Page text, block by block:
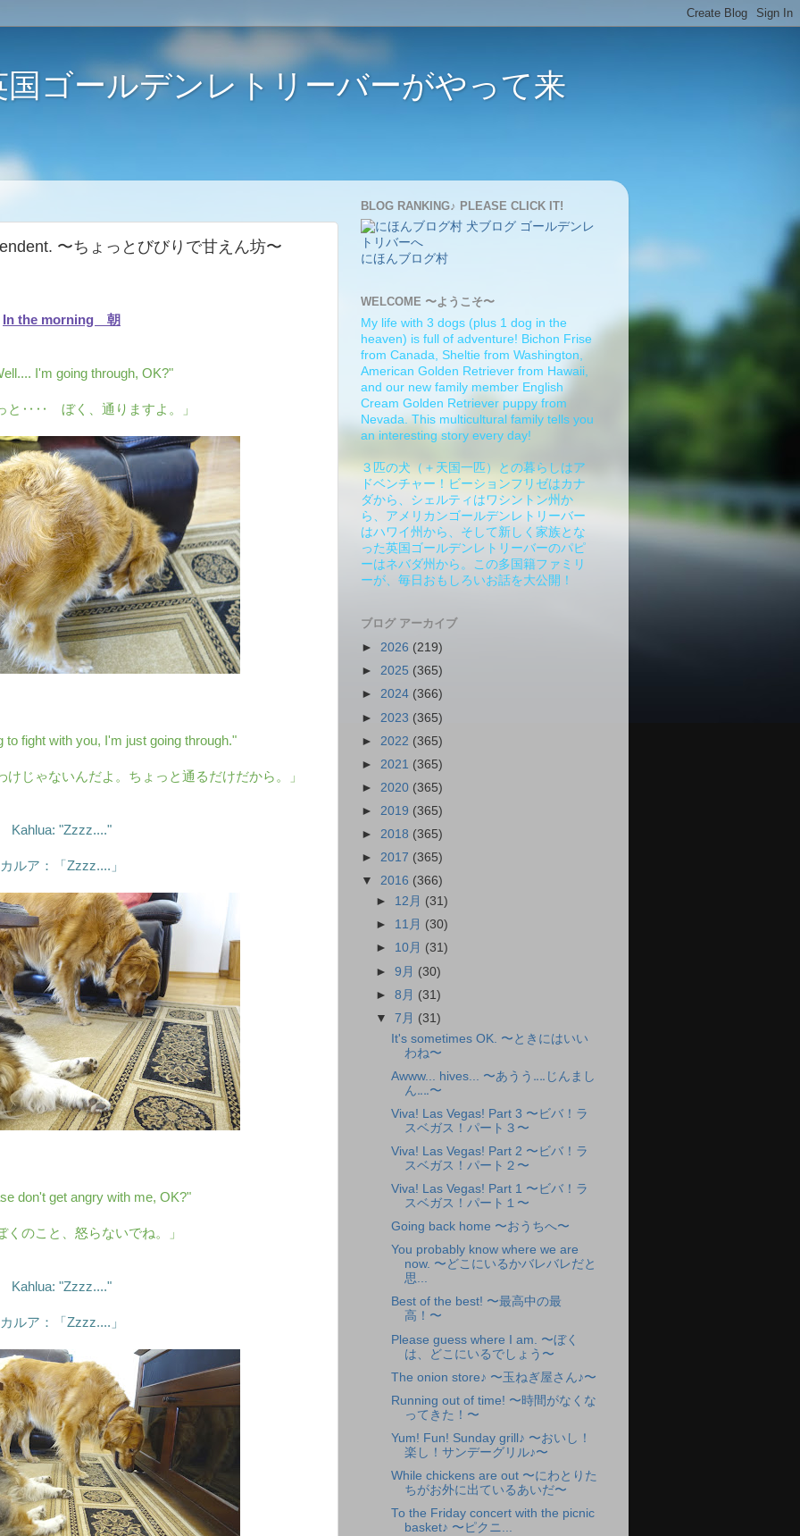
ゴールデンレトリーバーがやって来
〜ちょっとびびりで甘えん坊〜
In the morning 朝
I'm going through, OK?"
と‥‥ ぼく、通りますよ。」
to fight with you, I'm just going through."
じゃないんだよ。ちょっと通るだけだから。」
Kahlua: "Zzzz...."
カルア：「Zzzz....」
don't get angry with me, OK?"
くのこと、怒らないでね。」
Kahlua: "Zzzz...."
カルア：「Zzzz....」
BLOG RANKING♪ PLEASE CLICK IT!
にほんブログ村
WELCOME 〜ようこそ〜
My life with 3 dogs (plus 1 dog in the
heaven) is full of adventure! Bichon Frise
from Canada, Sheltie from Washington,
American Golden Retriever from Hawaii,
and our new family member English
Cream Golden Retriever puppy from
Nevada. This multicultural family tells you
an interesting story every day!
３匹の犬（＋天国一匹）との暮らしはア
ドベンチャー！ビーションフリゼはカナ
ダから、シェルティはワシントン州か
ら、アメリカンゴールデンレトリーバー
はハワイ州から、そして新しく家族とな
った英国ゴールデンレトリーバーのパピ
ーはネバダ州から。この多国籍ファミリ
ーが、毎日おもしろいお話を大公開！
ブログ アーカイブ
► 2026 (219)
► 2025 (365)
► 2024 (366)
► 2023 (365)
► 2022 (365)
► 2021 (365)
► 2020 (365)
► 2019 (365)
► 2018 (365)
► 2017 (365)
▼ 2016 (366)
► 12月 (31)
► 11月 (30)
► 10月 (31)
►9月 (30)
►8月 (31)
▼7月 (31)
It's sometimes OK. 〜ときにはいい
わね〜
Awww... hives... 〜あうう‥‥じんまし
ん‥‥〜
Viva! Las Vegas! Part 3 〜ビバ！ラ
スベガス！パート３〜
Viva! Las Vegas! Part 2 〜ビバ！ラ
スベガス！パート２〜
Viva! Las Vegas! Part 1 〜ビバ！ラ
スベガス！パート１〜
Going back home 〜おうちへ〜
You probably know where we are
now. 〜どこにいるかバレバレだと
思...
Best of the best! 〜最高中の最
高！〜
Please guess where I am. 〜ぼく
は、どこにいるでしょう〜
The onion store♪ 〜玉ねぎ屋さん♪〜
Running out of time! 〜時間がなくな
ってきた！〜
Yum! Fun! Sunday grill♪ 〜おいし！
楽し！サンデーグリル♪〜
While chickens are out 〜にわとりた
ちがお外に出ているあいだ〜
To the Friday concert with the picnic
basket♪ 〜ピクニ...